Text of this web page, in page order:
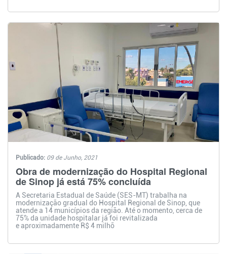
Publicado: 09 de Junho, 2021
Obra de modernização do Hospital Regional
de Sinop já está 75% concluída
A Secretaria Estadual de Saúde (SES-MT) trabalha na
modernização gradual do Hospital Regional de Sinop, que
atende a 14 municípios da região. Até o momento, cerca de
75% da unidade hospitalar já foi revitalizada
e aproximadamente R$ 4 milhõ